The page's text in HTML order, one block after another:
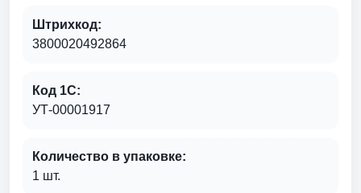
Штрихкод:
3800020492864
Код 1С:
УТ-00001917
Количество в упаковке:
1 шт.